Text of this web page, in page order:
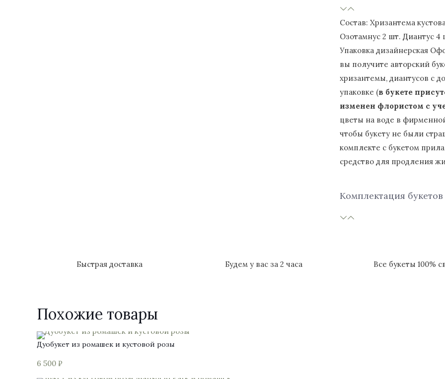
Состав: Хризантема
Озотамнус 2 шт. Диантус 4
Упаковка дизайнерская
вы получите авторский
хризантемы, диантусов с
упаковке (в букете
изменен флористом с
цветы на воде в
чтобы букету не были
комплекте с букетом
средство для продления
Комплектация букетов
Быстрая доставка Будем у вас за 2 часа Все букеты 100%
Похожие товары
Дуобукет из ромашек и кустовой розы
6 500 ₽